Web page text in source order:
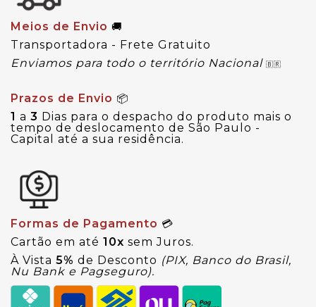
Meios de Envio 🚚
Transportadora - Frete Gratuito
Enviamos para todo o território Nacional 🇧🇷
Prazos de Envio 📦
1 a 3 Dias para o despacho do produto mais o
tempo de deslocamento de São Paulo -
Capital até a sua residência.
Formas de Pagamento 💳
Cartão em até 10x sem Juros.
À Vista 5% de Desconto (PIX, Banco do Brasil,
Nu Bank e Pagseguro).